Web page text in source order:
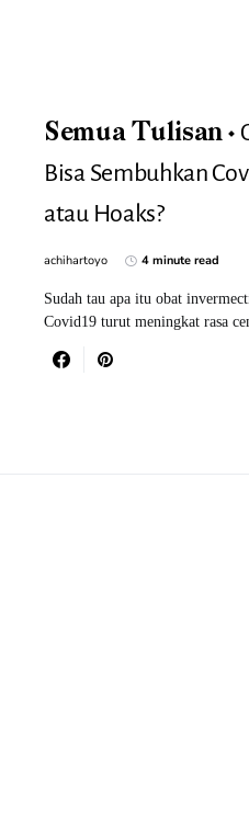
Semua Tulisan
Bisa Sembuhkan
atau Hoaks?
achihartoyo 4 minute read
Sudah tau apa itu obat
Covid19 turut meningkat rasa